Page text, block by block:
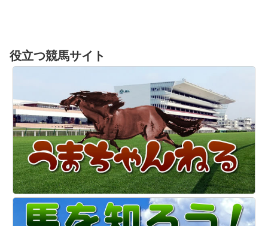
役立つ競馬サイト